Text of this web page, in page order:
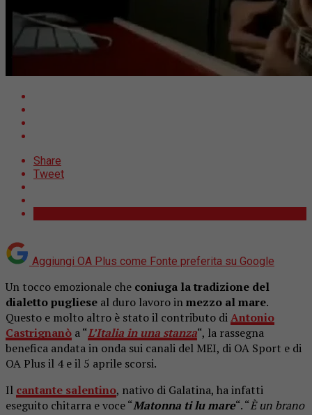
Share
Tweet
Aggiungi OA Plus come Fonte preferita su Google
Un tocco emozionale che coniuga la tradizione del
dialetto pugliese al duro lavoro inmezzo al mare.
Questo e molto altro è stato il contributo diAntonio
Castrignanò a “L’Italia in una stanza“, la rassegna
benefica andata in onda sui canali del MEI, di OA Sport e di
OA Plus il 4 e il 5 aprile scorsi.
Il cantante salentino, nativo di Galatina, ha infatti
eseguito chitarra e voce “Matonna ti lu mare“. “È un brano